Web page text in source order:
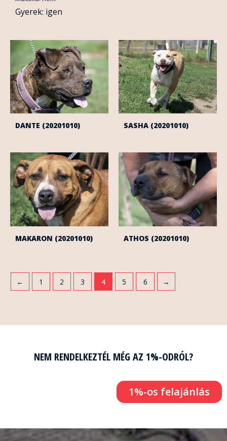
Gyerek: igen
DANTE (20201010) SASHA (20201010)
MAKARON (20201010) ATHOS (20201010)
← 1 2 3 4 5 6 →
NEM RENDELKEZTÉL MÉG AZ 1%-ODRÓL?
1%-os felajánlás